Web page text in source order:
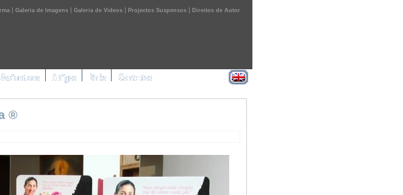
| Galeria de Imagens | Galeria de Videos | Projectos Suspensos | Direitos de Autor
®